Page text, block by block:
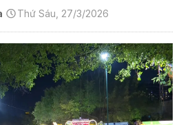
Thứ Sáu, 27/3/2026